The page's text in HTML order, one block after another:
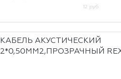
12 руб.
КАБЕЛЬ АКУСТИЧЕСКИЙ
2*0,50ММ2,ПРОЗРАЧНЫЙ